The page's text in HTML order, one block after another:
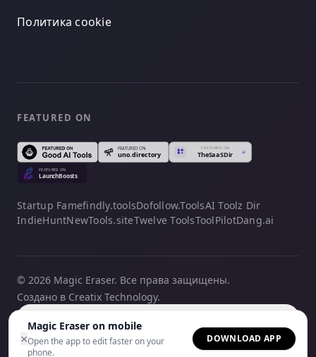
×
Magic Eraser on mobile
Open the app to edit faster on your
phone.
DOWNLOAD APP
Политика cookie
FEATURED ON
Startup Famefindly.toolsDofollow.ToolsAI Toolz Dir
IndieHuntNewTools.siteTwelve ToolsToolPilotDang.ai
© 2026 Magic Eraser. Все права защищены.
Создано в Creatix Technology.